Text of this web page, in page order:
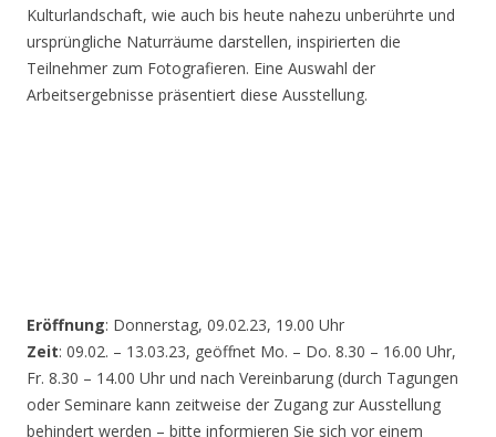
Kulturlandschaft, wie auch bis heute nahezu unberührte und
ursprüngliche Naturräume darstellen, inspirierten die
Teilnehmer zum Fotografieren. Eine Auswahl der
Arbeitsergebnisse präsentiert diese Ausstellung.
Eröffnung: Donnerstag, 09.02.23, 19.00 Uhr
Zeit: 09.02. – 13.03.23, geöffnet Mo. – Do. 8.30 – 16.00 Uhr,
Fr. 8.30 – 14.00 Uhr und nach Vereinbarung (durch Tagungen
oder Seminare kann zeitweise der Zugang zur Ausstellung
behindert werden – bitte informieren Sie sich vor einem